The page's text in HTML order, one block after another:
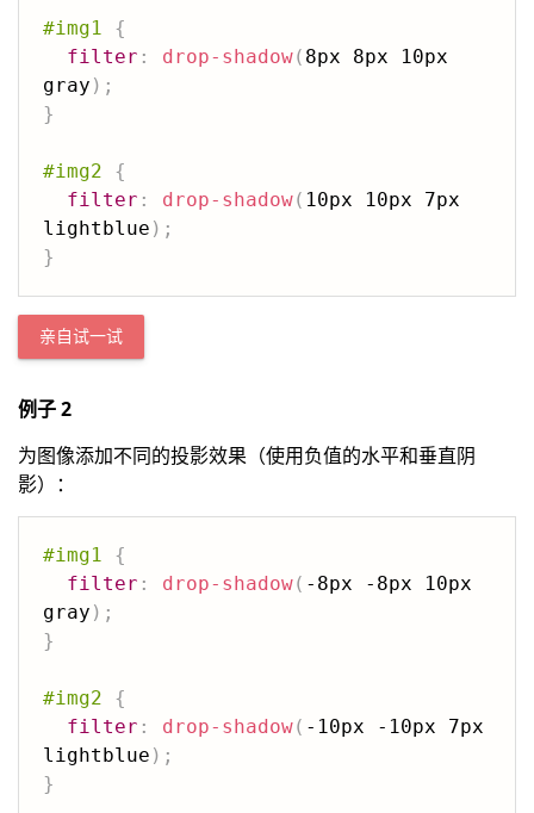
#img1
{
filter : drop-shadow( 8px 8px 10px
gray ) ;
}
#img2
{
filter : drop-shadow( 10px 10px 7px
lightblue ) ;
}
亲自试一试
例子 2
为图像添加不同的投影效果（使用负值的水平和垂直阴
影）：
#img1
{
filter : drop-shadow( -8px -8px 10px
gray ) ;
}
#img2
{
filter : drop-shadow( -10px -10px 7px
lightblue ) ;
}